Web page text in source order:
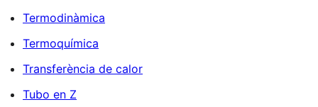
Termodinàmica
Termoquímica
Transferència de calor
Tubo en Z